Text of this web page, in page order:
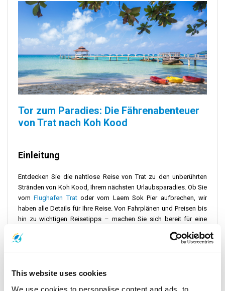
This website uses cookies
We use cookies to personalise content and ads, to
Tor zum Paradies: Die Fährenabenteuer
von Trat nach Koh Kood
Einleitung
Entdecken Sie die nahtlose Reise von Trat zu den unberührten
Stränden von Koh Kood, Ihrem nächsten Urlaubsparadies. Ob Sie
vomFlughafen Tratoder vom Laem Sok Pier aufbrechen, wir
haben alle Details für Ihre Reise. Von Fahrplänen und Preisen bis
hin zu wichtigen Reisetipps – machen Sie sich bereit für eine
Fahrplan und Preise von Trat nach Koh Kood